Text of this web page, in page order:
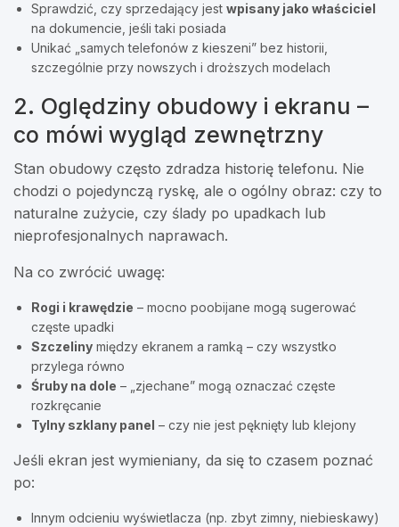
Sprawdzić, czy sprzedający jest wpisany jako właściciel
na dokumencie, jeśli taki posiada
Unikać „samych telefonów z kieszeni” bez historii,
szczególnie przy nowszych i droższych modelach
2. Oględziny obudowy i ekranu –
co mówi wygląd zewnętrzny
Stan obudowy często zdradza historię telefonu. Nie
chodzi o pojedynczą ryskę, ale o ogólny obraz: czy to
naturalne zużycie, czy ślady po upadkach lub
nieprofesjonalnych naprawach.
Na co zwrócić uwagę:
Rogi i krawędzie – mocno poobijane mogą sugerować
częste upadki
Szczeliny między ekranem a ramką – czy wszystko
przylega równo
Śruby na dole – „zjechane” mogą oznaczać częste
rozkręcanie
Tylny szklany panel – czy nie jest pęknięty lub klejony
Jeśli ekran jest wymieniany, da się to czasem poznać
po:
Innym odcieniu wyświetlacza (np. zbyt zimny, niebieskawy)